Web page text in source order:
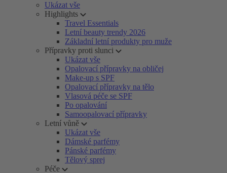
Ukázat vše
Highlights
Travel Essentials
Letní beauty trendy 2026
Základní letní produkty pro muže
Přípravky proti slunci
Ukázat vše
Opalovací přípravky na obličej
Make-up s SPF
Opalovací přípravky na tělo
Vlasová péče se SPF
Po opalování
Samoopalovací přípravky
Letní vůně
Ukázat vše
Dámské parfémy
Pánské parfémy
Tělový sprej
Péče